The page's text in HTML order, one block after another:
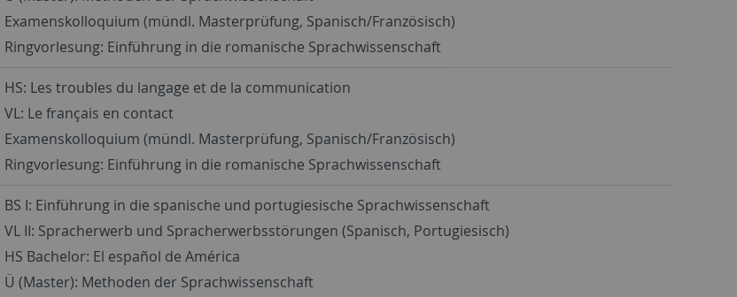
Examenskolloquium (mündl. Masterprüfung, Spanisch/Französisch)
Ringvorlesung: Einführung in die romanische Sprachwissenschaft
HS: Les troubles du langage et de la communication
VL: Le français en contact
Examenskolloquium (mündl. Masterprüfung, Spanisch/Französisch)
Ringvorlesung: Einführung in die romanische Sprachwissenschaft
BS I: Einführung in die spanische und portugiesische Sprachwissenschaft
VL II: Spracherwerb und Spracherwerbsstörungen (Spanisch, Portugiesisch)
HS Bachelor: El español de América
Ü (Master): Methoden der Sprachwissenschaft